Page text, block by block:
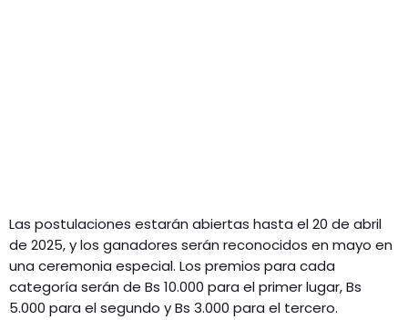
Las postulaciones estarán abiertas hasta el 20 de abril
de 2025, y los ganadores serán reconocidos en mayo en
una ceremonia especial. Los premios para cada
categoría serán de Bs 10.000 para el primer lugar, Bs
5.000 para el segundo y Bs 3.000 para el tercero.